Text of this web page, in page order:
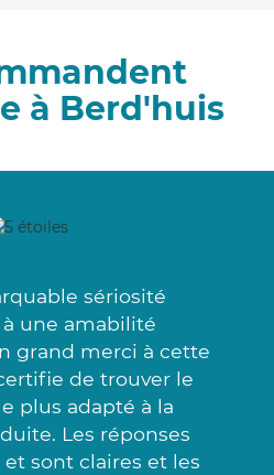
à Berd'huis
sériosité
une amabilité
grand merci à cette
de trouver le
plus adapté à la
Les réponses
sont claires et les